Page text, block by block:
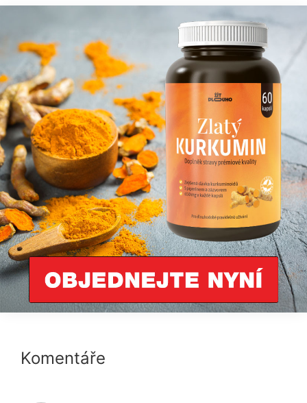
Interactions
Komentáře